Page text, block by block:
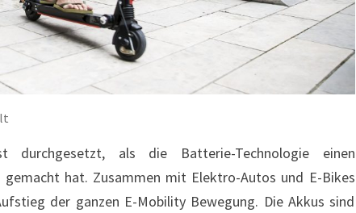
durchgesetzt, als die Batterie-Technologie einen
hat. Zusammen mit Elektro-Autos und E-Bikes
der ganzen E-Mobility Bewegung. Die Akkus sind